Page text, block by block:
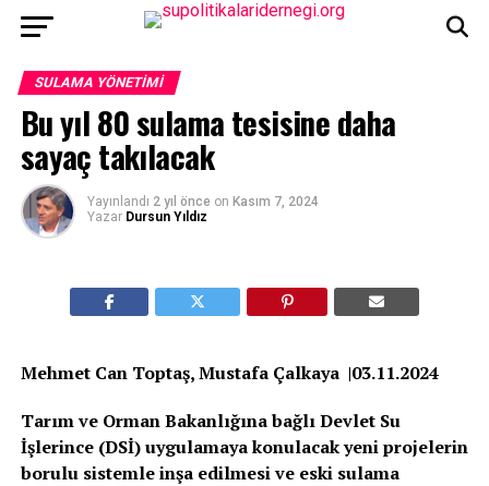
SULAMA YÖNETIMI
Bu yıl 80 sulama tesisine daha
sayaç takılacak
Yayınlandı 2 yıl önce on Kasım 7, 2024
Yazar Dursun Yıldız
Mehmet Can Toptaş, Mustafa Çalkaya |03.11.2024
Tarım ve Orman Bakanlığına bağlı Devlet Su
İşlerince (DSİ) uygulamaya konulacak yeni projelerin
borulu sistemle inşa edilmesi ve eski sulama